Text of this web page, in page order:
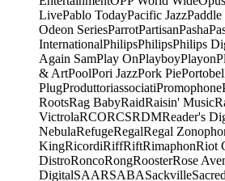
LivePablo TodayPacific JazzPaddle
Odeon SeriesParrotPartisanPasha
InternationalPhilipsPhilipsPhilips
Again SamPlay OnPlayboyPlayon
& ArtPoolPori JazzPork Pie
PlugProduttoriassociatiPromophone
RootsRag BabyRaidRaisin' Music
VictrolaRCORCSRDMReader's
NebulaRefugeRegalRegal
KingRicordiRiffRiftRimaphonRiot
DistroRoncoRongRoosterRose
DigitalSAARSABASackville